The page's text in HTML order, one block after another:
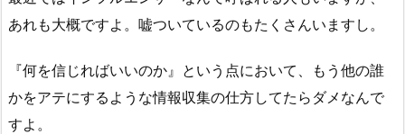
あれも大概ですよ。嘘ついているのもたくさんいますし。
『何を信じればいいのか』という点において、もう他の誰
かをアテにするような情報収集の仕方してたらダメなんで
すよ。